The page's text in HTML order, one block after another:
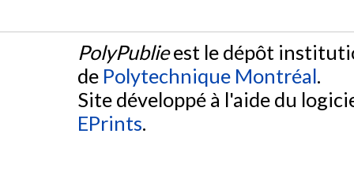
PolyPublieest le dépôt
de Polytechnique Montréal.
Site développé à l'aide du
EPrints.